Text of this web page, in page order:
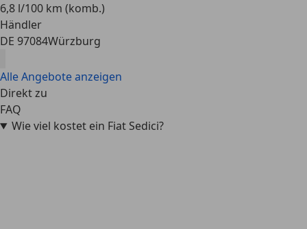
6,8 l/100 km (komb.)
Händler
DE 97084Würzburg
Alle Angebote anzeigen
Direkt zu
FAQ
Wie viel kostet ein Fiat Sedici?